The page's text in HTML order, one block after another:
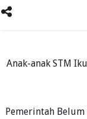
Anak-anak STM
Pemerintah Belum